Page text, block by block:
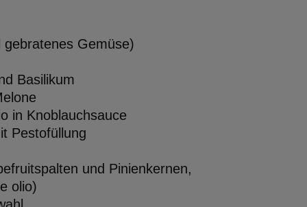
Gemüse)
Basilikum
in Knoblauchsauce
Pestofüllung
und Pinienkernen,
olio)